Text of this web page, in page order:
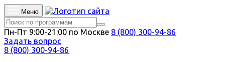
Меню
Пн-Пт 9:00-21:00 по Москве 8 (800) 300-94-86
Задать вопрос
8 (800) 300-94-86